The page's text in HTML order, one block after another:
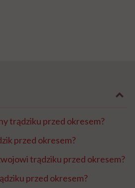
trądziku przed okresem?
przed okresem?
trądziku przed okresem?
przed okresem?